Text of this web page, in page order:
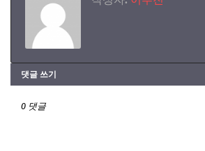
댓글 쓰기
0 댓글